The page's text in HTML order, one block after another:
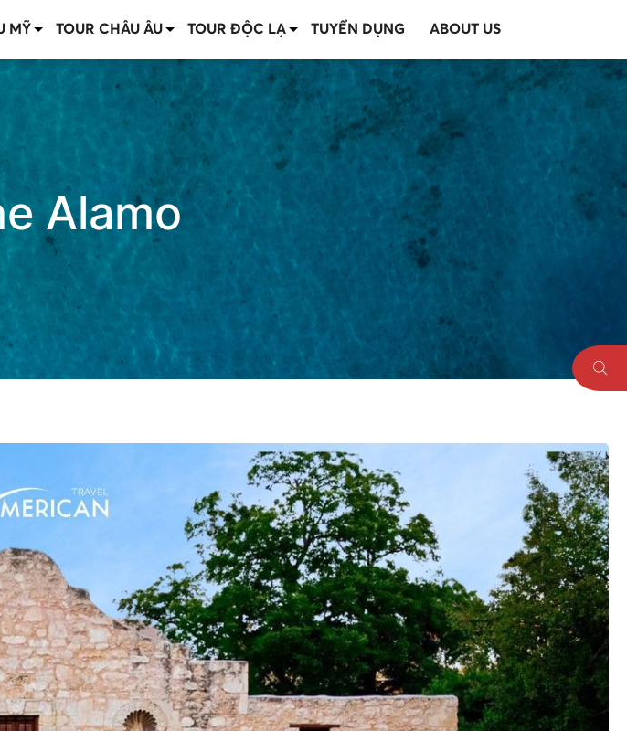
MỸ TOUR CHÂU ÂU TOUR ĐỘC LẠ TUYỂN DỤNG ABOUT US
Alamo